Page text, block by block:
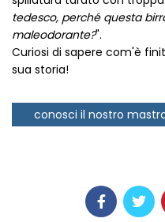
tedesco, perché questa
maleodorante?".
Curiosi di sapere com'è
sua storia!
conosci il nostro